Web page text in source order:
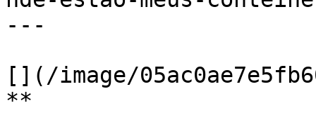
---
[](/image/
**